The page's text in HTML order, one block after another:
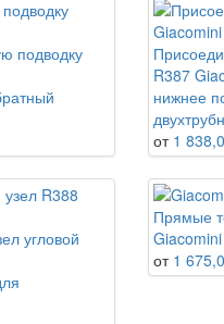
подводку
R387
нижнее
от 1
угловой
Прямые
Giacomini
от 1